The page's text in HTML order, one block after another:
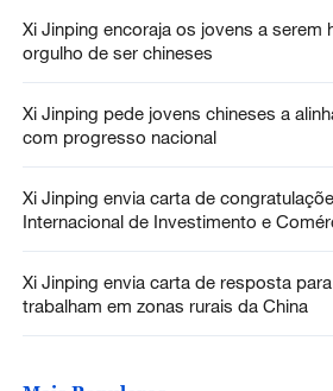
Xi Jinping encoraja os jovens a serem
orgulho de ser chineses
Xi Jinping pede jovens chineses a
com progresso nacional
Xi Jinping envia carta de
Internacional de Investimento e
Xi Jinping envia carta de resposta
trabalham em zonas rurais da China